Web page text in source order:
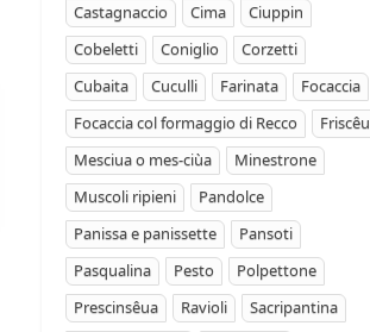
Castagnaccio
Cima
Ciuppin
Cobeletti
Coniglio
Corzetti
Cubaita
Cuculli Farinata
Focaccia
Focaccia col formaggio di Recco
Friscêu
Mesciua o mes-ciùa
Minestrone
Muscoli ripieni
Pandolce
Panissa e panissette
Pansoti
Pasqualina
Pesto
Polpettone
Prescinsêua
Ravioli
Sacripantina